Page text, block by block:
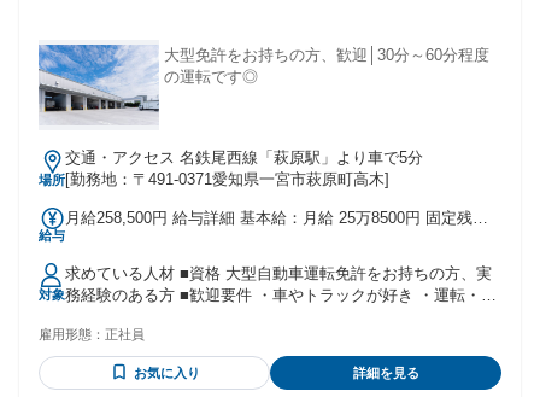
が崩れている ✅ 大型免許はあるが、ブランクがある
大型免許をお持ちの方、歓迎│30分～60分程度
の運転です◎
場所
交通・アクセス 名鉄尾西線「萩原駅」より車で5分
[勤務地：〒491-0371愛知県一宮市萩原町高木]
給与
月給258,500円 給与詳細 基本給：月給 25万8500円 固定残業
家族手当金額：なし 全員に一律で支払われるその他手当金
額：なし 残業代は別途全額支給します◎ ■昇給 年1回 ■賞与
年2回
対象
求めている人材 ■資格 大型自動車運転免許をお持ちの方、実
務経験のある方 ■歓迎要件 ・車やトラックが好き ・運転・ド
きる方 ■こんな方におすすめ ・配送よりも運転中心の仕事が
したい ・積み降ろしのない仕事を探している ・決まった納車
先を回る仕事がしたい ・長く安定して働きたい
雇用形態： 正社員
お気に入り 詳細を見る